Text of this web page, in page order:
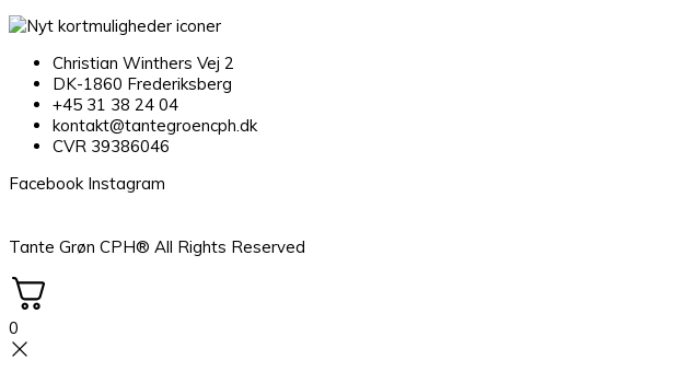
Christian Winthers Vej 2
DK-1860 Frederiksberg
+45 31 38 24 04
kontakt@tantegroencph.dk
CVR 39386046
Facebook Instagram
Tante Grøn CPH® All Rights Reserved
0